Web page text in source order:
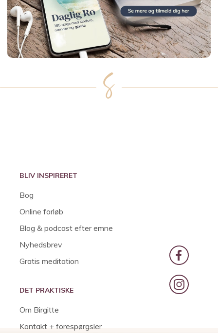
BLIV INSPIRERET
Bog
Online forløb
Blog & podcast efter emne
Nyhedsbrev
Gratis meditation
DET PRAKTISKE
Om Birgitte
Kontakt + forespørgsler